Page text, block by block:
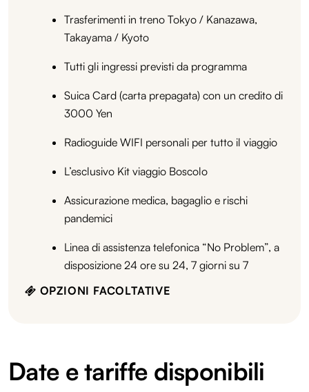
Trasferimenti in treno Tokyo / Kanazawa,
Takayama / Kyoto
Tutti gli ingressi previsti da programma
Suica Card (carta prepagata) con un credito di
3000 Yen
Radioguide WIFI personali per tutto il viaggio
L’esclusivo Kit viaggio Boscolo
Assicurazione medica, bagaglio e rischi
pandemici
Linea di assistenza telefonica “No Problem”, a
disposizione 24 ore su 24, 7 giorni su 7
OPZIONI FACOLTATIVE
Date e tariffe disponibili